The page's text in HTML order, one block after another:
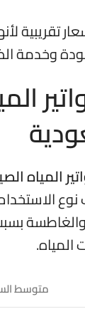
تقريبية
وخدمة
المياه
والغاطسة
المياه.
متوسط